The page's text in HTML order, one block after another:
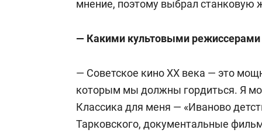
мнение, поэтому выбрал станковую
— Какими культовыми режиссерами
— Советское кино XX века — это
которым мы должны гордиться. Я
Классика для меня — «Иваново
Тарковского, документальные